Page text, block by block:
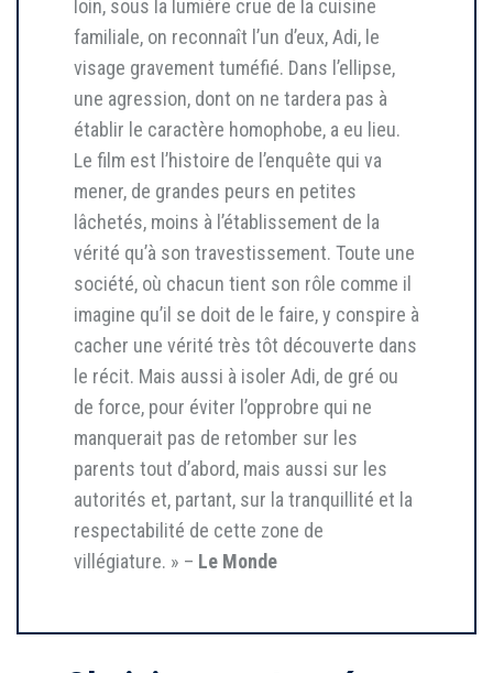
loin, sous la lumière crue de la cuisine
familiale, on reconnaît l’un d’eux, Adi, le
visage gravement tuméfié. Dans l’ellipse,
une agression, dont on ne tardera pas à
établir le caractère homophobe, a eu lieu.
Le film est l’histoire de l’enquête qui va
mener, de grandes peurs en petites
lâchetés, moins à l’établissement de la
vérité qu’à son travestissement. Toute une
société, où chacun tient son rôle comme il
imagine qu’il se doit de le faire, y conspire à
cacher une vérité très tôt découverte dans
le récit. Mais aussi à isoler Adi, de gré ou
de force, pour éviter l’opprobre qui ne
manquerait pas de retomber sur les
parents tout d’abord, mais aussi sur les
autorités et, partant, sur la tranquillité et la
respectabilité de cette zone de
villégiature. » – Le Monde